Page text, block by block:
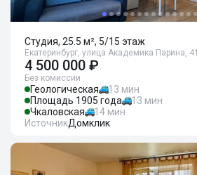
Студия, 25.5 м², 5/15 этаж
Екатеринбург, улица Академика Парина, 41
4 500 000 ₽
Без комиссии
Геологическая
13 мин
Площадь 1905 года
13 мин
Чкаловская
14 мин
ИсточникДомклик